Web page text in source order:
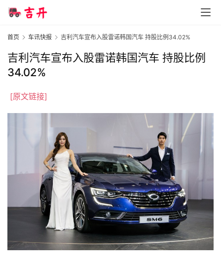
首
页
智
车
代
测
首页 车讯快报 吉利汽车宣布入股雷诺韩国汽车 持股比例34.02%
吉利汽车宣布入股雷诺韩国汽车 持股比例
34.02%
[原文链接]